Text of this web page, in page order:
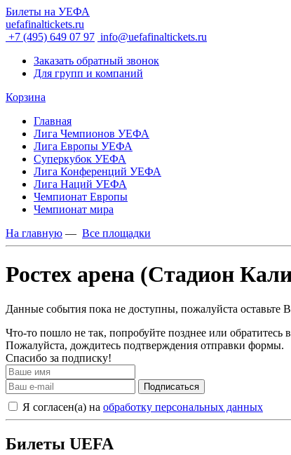
Билеты на УЕФА
uefafinaltickets.ru
+7 (495) 649 07 97 info@uefafinaltickets.ru
Заказать обратный звонок
Для групп и компаний
Корзина
Главная
Лига Чемпионов УЕФА
Лига Европы УЕФА
Суперкубок УЕФА
Лига Конференций УЕФА
Лига Наций УЕФА
Чемпионат Европы
Чемпионат мира
На главную — Все площадки
Ростех арена (Стадион
Данные события пока не доступны, пожалуйста
Что-то пошло не так, попробуйте позднее или обратитесь
Пожалуйста, дождитесь подтверждения отправки формы.
Спасибо за подписку!
Подписаться
Я согласен(а) на обработку персональных данных
Билеты UEFA